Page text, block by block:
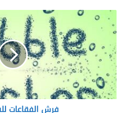
فرش
الفقاعات
للفوتوشوب
فرش الفقاعات